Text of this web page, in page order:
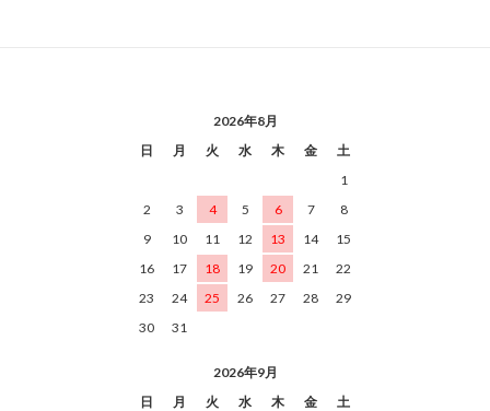
2026年8月
日
月 火 水 木 金
土
1
2
3 4 5 6 7
8
9
10 11 12 13 14
15
16
17 18 19 20 21
22
23
24 25 26 27 28
29
30
31
2026年9月
日
月 火 水 木 金 土